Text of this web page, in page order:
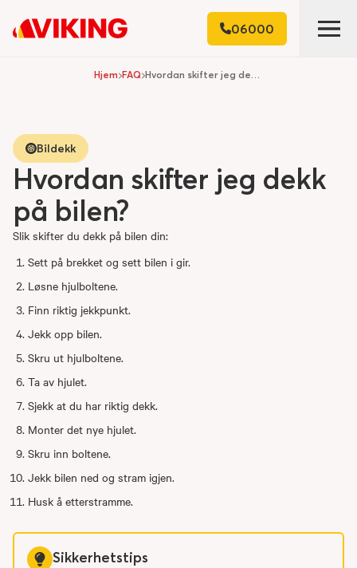
06000
Hjem FAQ Hvordan skifter jeg dekk på bilen?
Bildekk
Hvordan skifter jeg dekk
på bilen?
Slik skifter du dekk på bilen din:
Sett på brekket og sett bilen i gir.
Løsne hjulboltene.
Finn riktig jekkpunkt.
Jekk opp bilen.
Skru ut hjulboltene.
Ta av hjulet.
Sjekk at du har riktig dekk.
Monter det nye hjulet.
Skru inn boltene.
Jekk bilen ned og stram igjen.
Husk å etterstramme.
Sikkerhetstips